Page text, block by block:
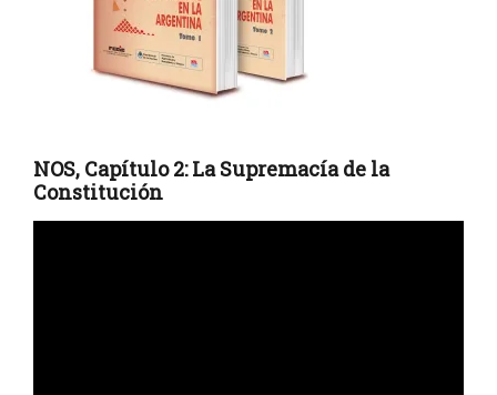
NOS, Capítulo 2: La Supremacía de la
Constitución